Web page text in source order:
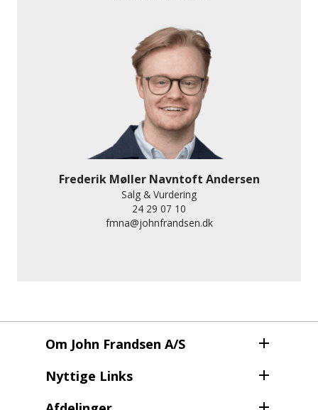
Frederik Møller Navntoft Andersen
Salg & Vurdering
24 29 07 10
fmna@johnfrandsen.dk
Om John Frandsen A/S
Nyttige Links